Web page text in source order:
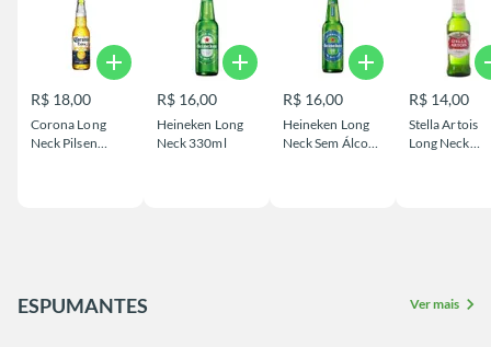
Corona Long
Neck Pilsen
R$ 18,00
add
Heineken Long
Neck 330ml
R$ 16,00
add
Heineken Long
Neck Sem Álcool
R$ 16,00
add
Stella Artois
Long Neck
R$ 14,00
ESPUMANTES Ver mais chevron_right